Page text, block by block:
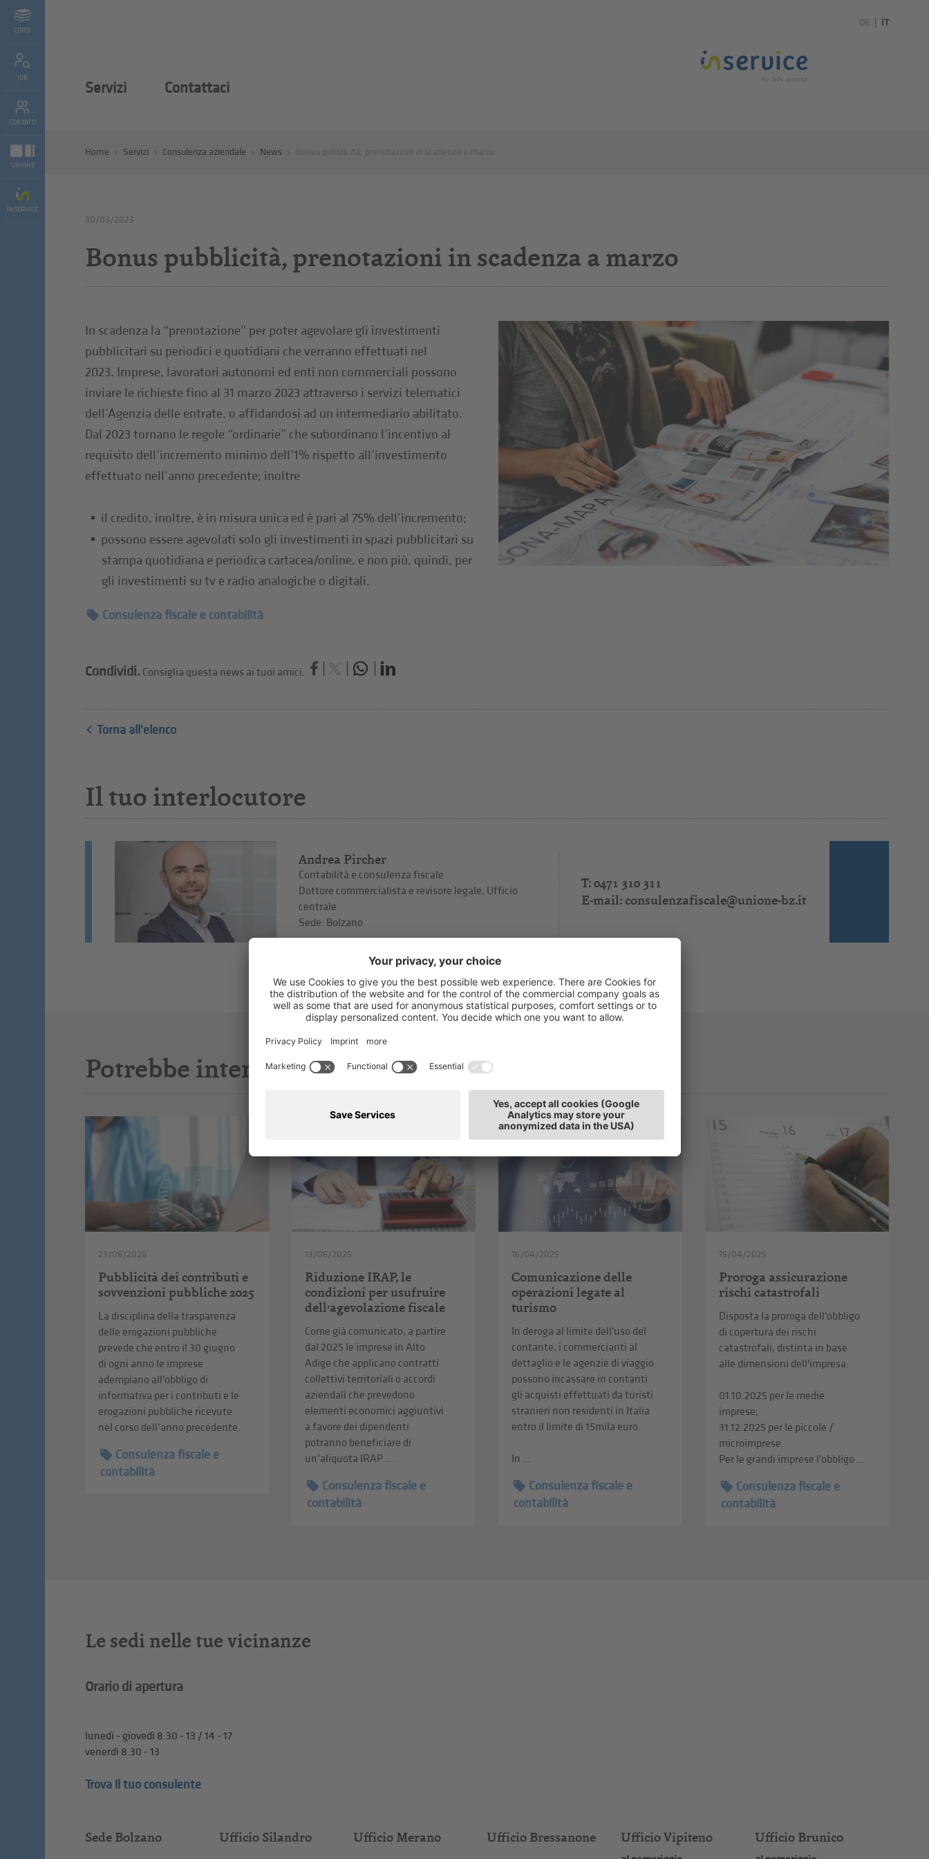
CORSI
JOB
CONTATTI
UNIONE
INSERVICE
DE IT
Servizi Contattaci
Home Servizi Consulenza aziendale News
30/03/2023
Bonus pubblicità, prenotazioni in scadenza a marzo
In scadenza la “prenotazione” per poter agevolare gli investimenti
pubblicitari su periodici e quotidiani che verranno effettuati nel
2023. Imprese, lavoratori autonomi ed enti non commerciali possono
inviare le richieste fino al 31 marzo 2023 attraverso i servizi telematici
dell’Agenzia delle entrate, o affidandosi ad un intermediario abilitato.
Dal 2023 tornano le regole “ordinarie” che subordinano l’incentivo al
requisito dell’incremento minimo dell’1% rispetto all’investimento
effettuato nell’anno precedente; inoltre
il credito, inoltre, è in misura unica ed è pari al 75% dell’incremento;
possono essere agevolati solo gli investimenti in spazi pubblicitari su
stampa quotidiana e periodica cartacea/online, e non più, quindi, per
gli investimenti su tv e radio analogiche o digitali.
Consulenza fiscale e contabilità
Condividi. Consiglia questa news ai tuoi amici.
Torna all'elenco
Il tuo interlocutore
Andrea Pircher
Contabilità e consulenza fiscale
Dottore commercialista e revisore legale, Ufficio
centrale
Sede: Bolzano
T: 0471 310 311
E-mail: consulenzafiscale@unione-bz.it
Potrebbe interessarti anche
23/06/2026
Pubblicità dei contributi e
sovvenzioni pubbliche 2025
La disciplina della trasparenza
delle erogazioni pubbliche
prevede che entro il 30 giugno
di ogni anno le imprese
adempiano all'obbligo di
informativa per i contributi e le
erogazioni pubbliche ricevute
nel corso dell’anno precedente.
Consulenza fiscale e
contabilità
13/06/2025
Riduzione IRAP, le
condizioni per usufruire
dell’agevolazione fiscale
Come già comunicato, a partire
dal 2025 le imprese in Alto
Adige che applicano contratti
collettivi territoriali o accordi
aziendali che prevedono
elementi economici aggiuntivi
a favore dei dipendenti
potranno beneficiare di
un’aliquota IRAP ...
Consulenza fiscale e
contabilità
16/04/2025
Comunicazione delle
operazioni legate al
turismo
In deroga al limite dell'uso del
contante, i commercianti al
dettaglio e le agenzie di viaggio
possono incassare in contanti
gli acquisti effettuati da turisti
stranieri non residenti in Italia
entro il limite di 15mila euro.
In ...
Consulenza fiscale e
contabilità
15/04/2025
Proroga assicurazione
rischi catastrofali
Disposta la proroga dell'obbligo
di copertura dei rischi
catastrofali, distinta in base
alle dimensioni dell'impresa:
01.10.2025 per le medie
imprese;
31.12.2025 per le piccole /
microimprese.
Per le grandi imprese l'obbligo ...
Consulenza fiscale e
contabilità
Le sedi nelle tue vicinanze
Orario di apertura
lunedì - giovedì 8.30 - 13 / 14 - 17
venerdì 8.30 - 13
Trova il tuo consulente
Sede Bolzano Ufficio Silandro Ufficio Merano Ufficio Bressanone Ufficio Vipiteno Ufficio Brunico